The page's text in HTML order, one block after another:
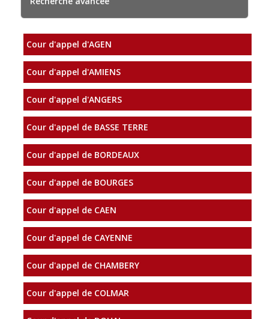
Cour d'appel d'AGEN
Cour d'appel d'AMIENS
Cour d'appel d'ANGERS
Cour d'appel de BASSE TERRE
Cour d'appel de BORDEAUX
Cour d'appel de BOURGES
Cour d'appel de CAEN
Cour d'appel de CAYENNE
Cour d'appel de CHAMBERY
Cour d'appel de COLMAR